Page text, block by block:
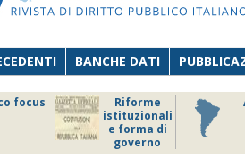
BANCHE DATI
focus
Riforme
istituzionali
e forma di
governo